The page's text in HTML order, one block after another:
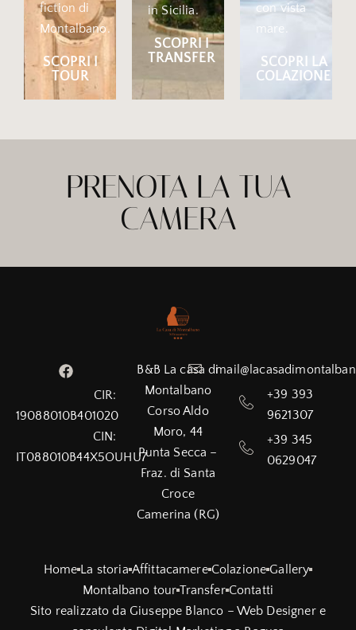
fiction di
Montalbano.
SCOPRI I
TOUR
in Sicilia.
SCOPRI I
TRANSFER
con vista
mare.
SCOPRI LA
COLAZIONE
PRENOTA LA TUA
CAMERA
CIR:
19088010B401020
CIN:
IT088010B44X5OUHU7
B&B La casa di
Montalbano
Corso Aldo
Moro, 44
Punta Secca –
Fraz. di Santa
Croce
Camerina (RG)
+39 393
9621307
+39 345
0629047
Home La storia Affittacamere Colazione Gallery
Montalbano tour Transfer Contatti
Sito realizzato da Giuseppe Blanco – Web Designer e